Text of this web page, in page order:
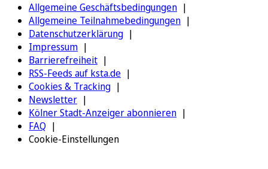
Allgemeine Geschäftsbedingungen
Allgemeine Teilnahmebedingungen
Datenschutzerklärung
Impressum
Barrierefreiheit
RSS-Feeds auf ksta.de
Cookies & Tracking
Newsletter
Kölner Stadt-Anzeiger abonnieren
FAQ
Cookie-Einstellungen